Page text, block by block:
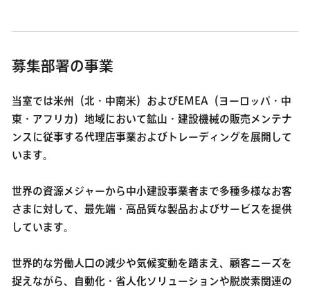
募集部署の事業
当室では米州（北・中南米）およびEMEA（ヨーロッパ・中
東・アフリカ）地域において鉱山・建設機械の販売メンテナ
ンスに従事する代理店事業およびトレーディングを展開して
います。
世界の資源メジャーから中小建設事業者まで多種多様なお客
さまに対して、最先端・高品質な製品およびサービスを提供
しています。
世界的な労働人口の減少や気候変動を踏まえ、顧客ニーズを
捉えながら、自動化・省人化ソリューションや脱炭素関連の